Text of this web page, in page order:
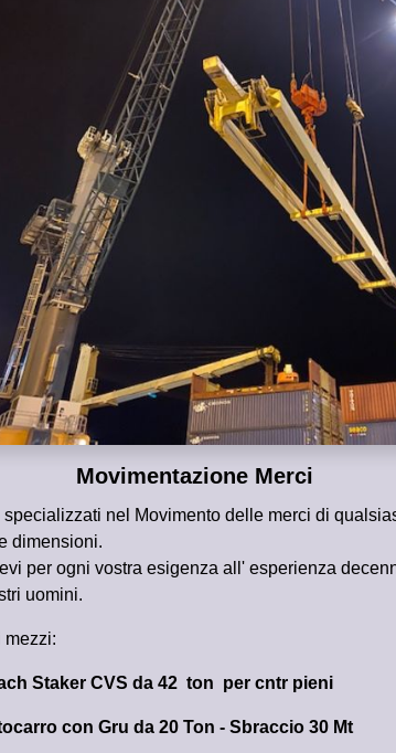
Movimentazione Merci
specializzati nel Movimento delle merci di
dimensioni.
per ogni vostra esigenza all' esperienza
uomini.
mezzi:
Staker CVS da 42 ton per cntr pieni
con Gru da 20 Ton - Sbraccio 30 Mt